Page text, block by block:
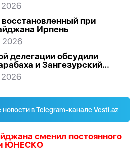
2026
при
Ирпень
2026
делегации обсудили
и Зангезурский
2026
в Telegram-канале Vesti.az
сменил постоянного
ЮНЕСКО